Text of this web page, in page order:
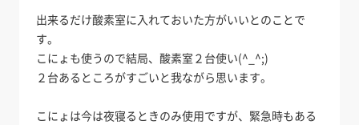
出来るだけ酸素室に入れておいた方がいいとのことで
す。
こにょも使うので結局、酸素室２台使い(^_^;)
２台あるところがすごいと我ながら思います。
こにょは今は夜寝るときのみ使用ですが、緊急時もある